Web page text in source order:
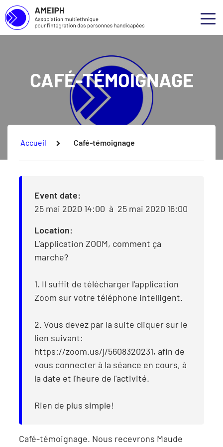
Skip to main content
Skip to footer
Association multiethnique pour l’intégration des personnes
Qui
CAFÉ-TÉMOIGNAGE
Vous êtes ici :
Accueil Café-témoignage
Event date:
25 mai 2020 14:00 à 25 mai 2020 16:00
Location:
L'application ZOOM, comment ça
marche?
1. Il suffit de télécharger l'application
Zoom sur votre téléphone intelligent.
2. Vous devez par la suite cliquer sur le
lien suivant:
https://zoom.us/j/5608320231, afin de
vous connecter à la séance en cours, à
la date et l'heure de l'activité.
Rien de plus simple!
Café-témoignage. Nous recevrons Maude